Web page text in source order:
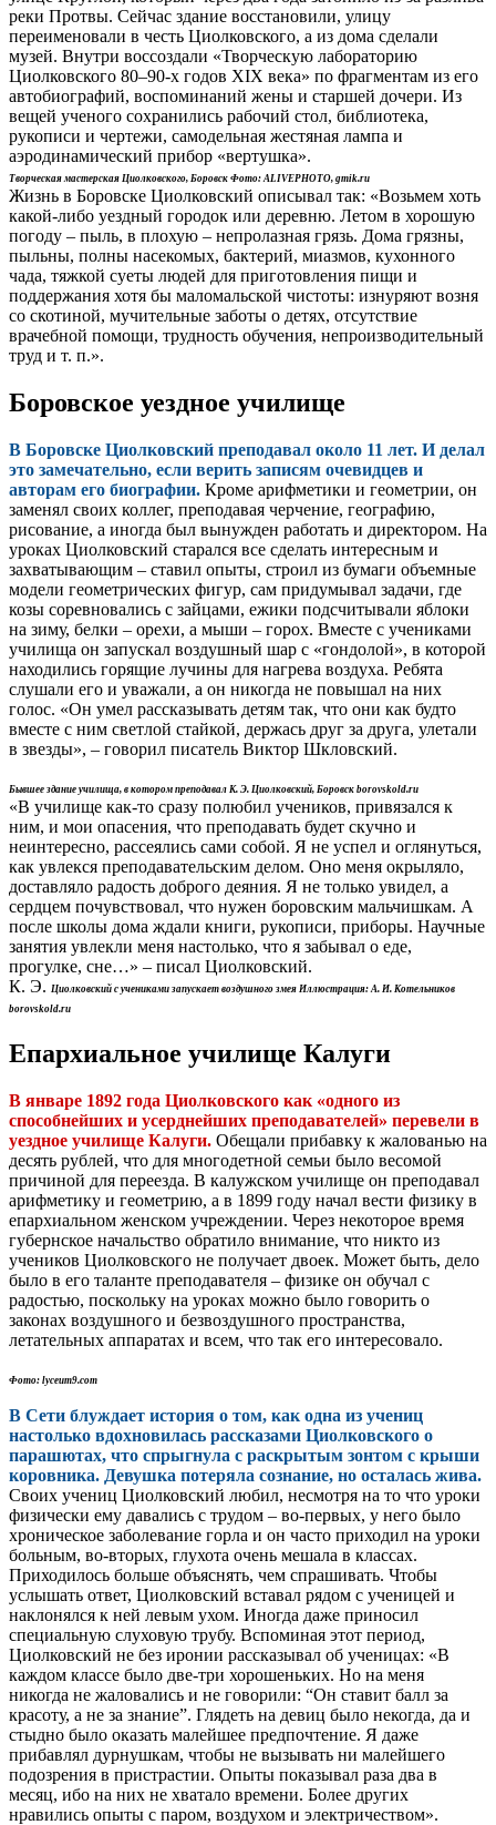
реки Протвы. Сейчас здание восстановили, улицу
переименовали в честь Циолковского, а из дома сделали
музей. Внутри воссоздали «Творческую лабораторию
Циолковского 80–90-х годов XIX века» по фрагментам из его
автобиографий, воспоминаний жены и старшей дочери. Из
вещей ученого сохранились рабочий стол, библиотека,
рукописи и чертежи, самодельная жестяная лампа и
аэродинамический прибор «вертушка».
Творческая мастерская Циолковского, Боровск Фото: ALIVEPHOTO, gmik.ru
Жизнь в Боровске Циолковский описывал так: «Возьмем хоть
какой-либо уездный городок или деревню. Летом в хорошую
погоду – пыль, в плохую – непролазная грязь. Дома грязны,
пыльны, полны насекомых, бактерий, миазмов, кухонного
чада, тяжкой суеты людей для приготовления пищи и
поддержания хотя бы маломальской чистоты: изнуряют возня
со скотиной, мучительные заботы о детях, отсутствие
врачебной помощи, трудность обучения, непроизводительный
труд и т. п.».
Боровское уездное училище
В Боровске Циолковский преподавал около 11 лет. И делал
это замечательно, если верить записям очевидцев и
авторам его биографии. Кроме арифметики и геометрии, он
заменял своих коллег, преподавая черчение, географию,
рисование, а иногда был вынужден работать и директором. На
уроках Циолковский старался все сделать интересным и
захватывающим – ставил опыты, строил из бумаги объемные
модели геометрических фигур, сам придумывал задачи, где
козы соревновались с зайцами, ежики подсчитывали яблоки
на зиму, белки – орехи, а мыши – горох. Вместе с учениками
училища он запускал воздушный шар с «гондолой», в которой
находились горящие лучины для нагрева воздуха. Ребята
слушали его и уважали, а он никогда не повышал на них
голос. «Он умел рассказывать детям так, что они как будто
вместе с ним светлой стайкой, держась друг за друга, улетали
в звезды», – говорил писатель Виктор Шкловский.
Бывшее здание училища, в котором преподавал К. Э. Циолковский, Боровск borovskold.ru
«В училище как-то сразу полюбил учеников, привязался к
ним, и мои опасения, что преподавать будет скучно и
неинтересно, рассеялись сами собой. Я не успел и оглянуться,
как увлекся преподавательским делом. Оно меня окрыляло,
доставляло радость доброго деяния. Я не только увидел, а
сердцем почувствовал, что нужен боровским мальчишкам. А
после школы дома ждали книги, рукописи, приборы. Научные
занятия увлекли меня настолько, что я забывал о еде,
прогулке, сне…» – писал Циолковский.
К. Э. Циолковский с учениками запускает воздушного змея Иллюстрация: А. И. Котельников
borovskold.ru
Епархиальное училище Калуги
В январе 1892 года Циолковского как «одного из
способнейших и усерднейших преподавателей» перевели в
уездное училище Калуги. Обещали прибавку к жалованью на
десять рублей, что для многодетной семьи было весомой
причиной для переезда. В калужском училище он преподавал
арифметику и геометрию, а в 1899 году начал вести физику в
епархиальном женском учреждении. Через некоторое время
губернское начальство обратило внимание, что никто из
учеников Циолковского не получает двоек. Может быть, дело
было в его таланте преподавателя – физике он обучал с
радостью, поскольку на уроках можно было говорить о
законах воздушного и безвоздушного пространства,
летательных аппаратах и всем, что так его интересовало.
Фото: lyceum9.com
В Сети блуждает история о том, как одна из учениц
настолько вдохновилась рассказами Циолковского о
парашютах, что спрыгнула с раскрытым зонтом с крыши
коровника. Девушка потеряла сознание, но осталась жива.
Своих учениц Циолковский любил, несмотря на то что уроки
физически ему давались с трудом – во-первых, у него было
хроническое заболевание горла и он часто приходил на уроки
больным, во-вторых, глухота очень мешала в классах.
Приходилось больше объяснять, чем спрашивать. Чтобы
услышать ответ, Циолковский вставал рядом с ученицей и
наклонялся к ней левым ухом. Иногда даже приносил
специальную слуховую трубу. Вспоминая этот период,
Циолковский не без иронии рассказывал об ученицах: «В
каждом классе было две-три хорошеньких. Но на меня
никогда не жаловались и не говорили: “Он ставит балл за
красоту, а не за знание”. Глядеть на девиц было некогда, да и
стыдно было оказать малейшее предпочтение. Я даже
прибавлял дурнушкам, чтобы не вызывать ни малейшего
подозрения в пристрастии. Опыты показывал раза два в
месяц, ибо на них не хватало времени. Более других
нравились опыты с паром, воздухом и электричеством».